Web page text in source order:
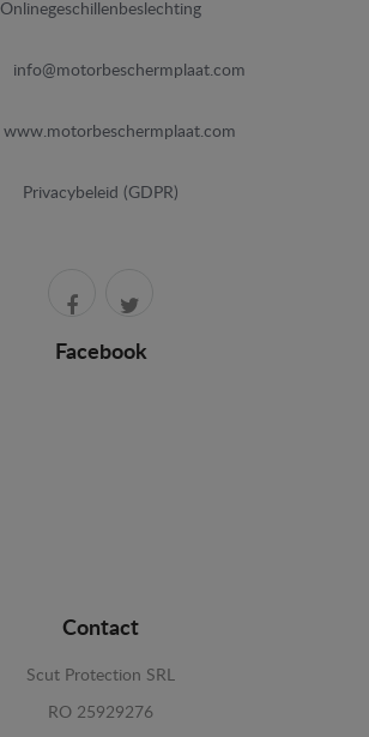
Onlinegeschillenbeslechting
info@motorbeschermplaat.com
www.motorbeschermplaat.com
Privacybeleid (GDPR)
Facebook
Contact
Scut Protection SRL
RO 25929276